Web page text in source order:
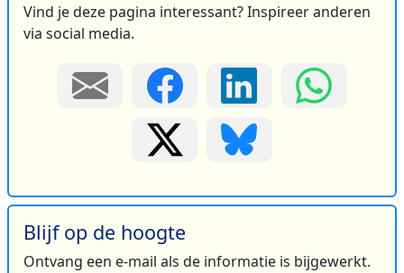
Vind je deze pagina interessant? Inspireer anderen
via social media.
Blijf op de hoogte
Ontvang een e-mail als de informatie is bijgewerkt.